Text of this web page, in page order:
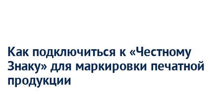
Как подключиться к «Честному
Знаку» для маркировки печатной
продукции